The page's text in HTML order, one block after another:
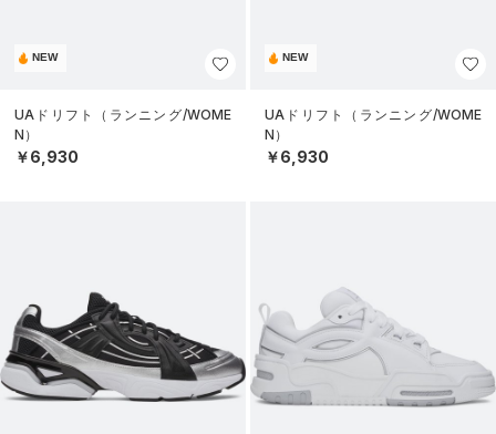
NEW
UAドリフト（ランニング/WOME
N）
￥6,930
NEW
UAドリフト（ランニング/WOME
N）
￥6,930